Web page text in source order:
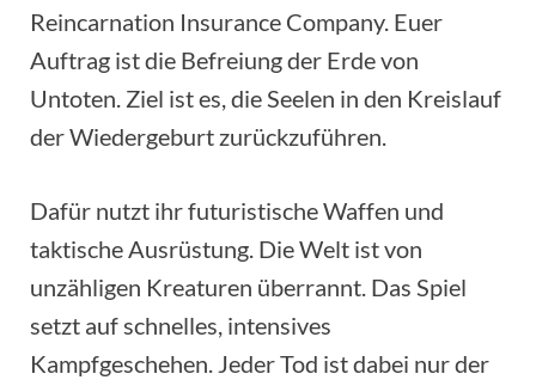
Reincarnation Insurance Company. Euer
Auftrag ist die Befreiung der Erde von
Untoten. Ziel ist es, die Seelen in den Kreislauf
der Wiedergeburt zurückzuführen.
Dafür nutzt ihr futuristische Waffen und
taktische Ausrüstung. Die Welt ist von
unzähligen Kreaturen überrannt. Das Spiel
setzt auf schnelles, intensives
Kampfgeschehen. Jeder Tod ist dabei nur der